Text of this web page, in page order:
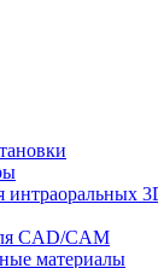
CAD/CAM
материалы